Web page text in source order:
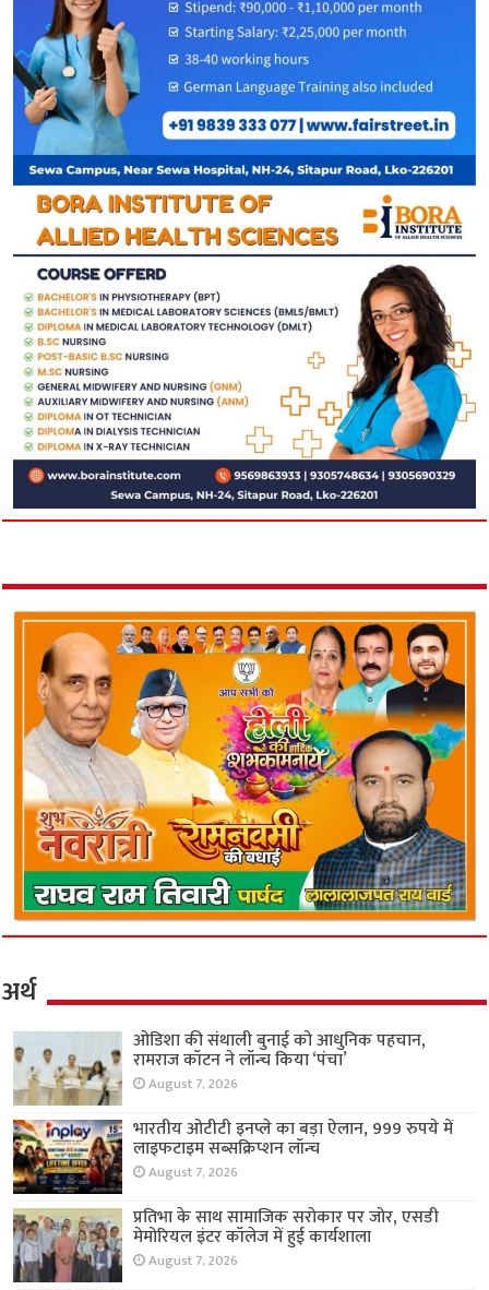
अर्थ
ओडिशा की संथाली बुनाई को आधुनिक पहचान,
रामराज कॉटन ने लॉन्च किया ‘पंचा’
August 7, 2026
भारतीय ओटीटी इनप्ले का बड़ा ऐलान, 999 रुपये में
लाइफटाइम सब्सक्रिप्शन लॉन्च
August 7, 2026
प्रतिभा के साथ सामाजिक सरोकार पर जोर, एसडी
मेमोरियल इंटर कॉलेज में हुई कार्यशाला
August 7, 2026